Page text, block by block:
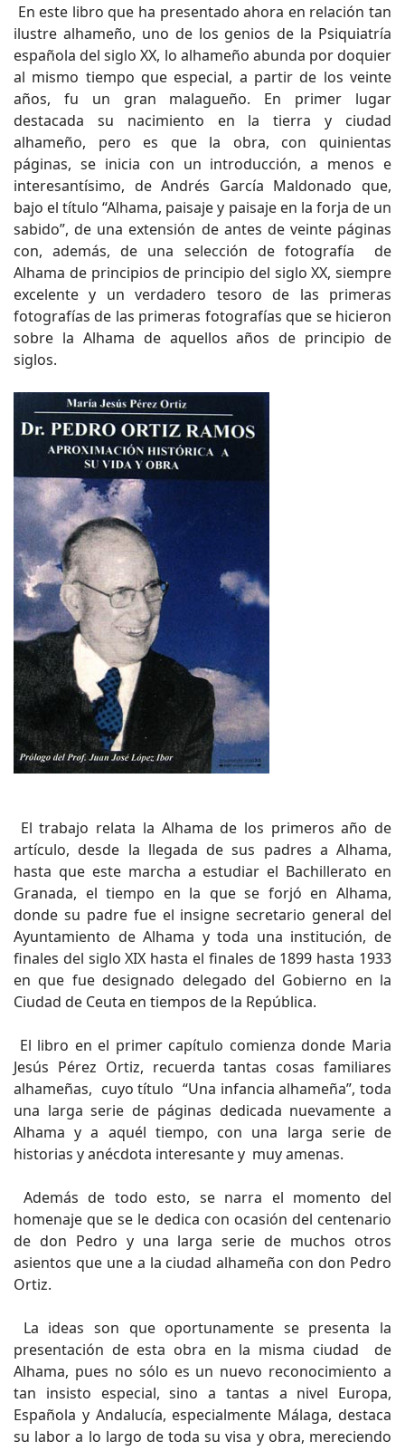
En este libro que ha presentado ahora en relación tan
ilustre alhameño, uno de los genios de la Psiquiatría
española del siglo XX, lo alhameño abunda por doquier
al mismo tiempo que especial, a partir de los veinte
años, fu un gran malagueño. En primer lugar
destacada su nacimiento en la tierra y ciudad
alhameño, pero es que la obra, con quinientas
páginas, se inicia con un introducción, a menos e
interesantísimo, de Andrés García Maldonado que,
bajo el título “Alhama, paisaje y paisaje en la forja de un
sabido”, de una extensión de antes de veinte páginas
con, además, de una selección de fotografía de
Alhama de principios de principio del siglo XX, siempre
excelente y un verdadero tesoro de las primeras
fotografías de las primeras fotografías que se hicieron
sobre la Alhama de aquellos años de principio de
siglos.
El trabajo relata la Alhama de los primeros año de
artículo, desde la llegada de sus padres a Alhama,
hasta que este marcha a estudiar el Bachillerato en
Granada, el tiempo en la que se forjó en Alhama,
donde su padre fue el insigne secretario general del
Ayuntamiento de Alhama y toda una institución, de
finales del siglo XIX hasta el finales de 1899 hasta 1933
en que fue designado delegado del Gobierno en la
Ciudad de Ceuta en tiempos de la República.
El libro en el primer capítulo comienza donde Maria
Jesús Pérez Ortiz, recuerda tantas cosas familiares
alhameñas, cuyo título “Una infancia alhameña”, toda
una larga serie de páginas dedicada nuevamente a
Alhama y a aquél tiempo, con una larga serie de
historias y anécdota interesante y muy amenas.
Además de todo esto, se narra el momento del
homenaje que se le dedica con ocasión del centenario
de don Pedro y una larga serie de muchos otros
asientos que une a la ciudad alhameña con don Pedro
Ortiz.
La ideas son que oportunamente se presenta la
presentación de esta obra en la misma ciudad de
Alhama, pues no sólo es un nuevo reconocimiento a
tan insisto especial, sino a tantas a nivel Europa,
Española y Andalucía, especialmente Málaga, destaca
su labor a lo largo de toda su visa y obra, mereciendo